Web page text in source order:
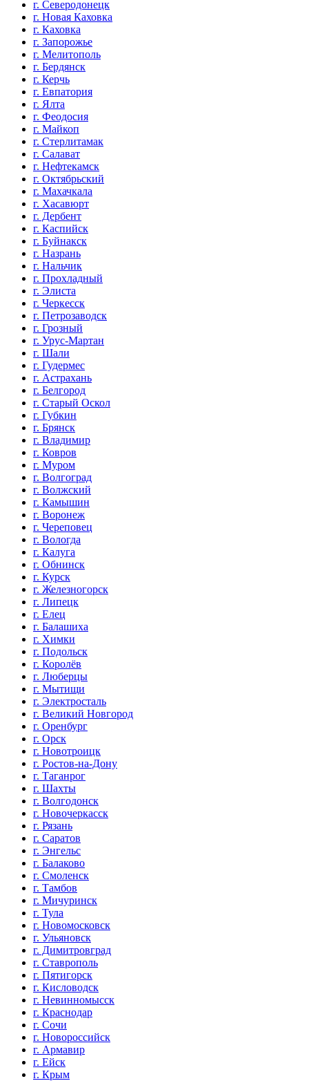
г. Северодонецк
г. Новая Каховка
г. Каховка
г. Запорожье
г. Мелитополь
г. Бердянск
г. Керчь
г. Евпатория
г. Ялта
г. Феодосия
г. Майкоп
г. Стерлитамак
г. Салават
г. Нефтекамск
г. Октябрьский
г. Махачкала
г. Хасавюрт
г. Дербент
г. Каспийск
г. Буйнакск
г. Назрань
г. Нальчик
г. Прохладный
г. Элиста
г. Черкесск
г. Петрозаводск
г. Грозный
г. Урус-Мартан
г. Шали
г. Гудермес
г. Астрахань
г. Белгород
г. Старый Оскол
г. Губкин
г. Брянск
г. Владимир
г. Ковров
г. Муром
г. Волгоград
г. Волжский
г. Камышин
г. Воронеж
г. Череповец
г. Вологда
г. Калуга
г. Обнинск
г. Курск
г. Железногорск
г. Липецк
г. Елец
г. Балашиха
г. Химки
г. Подольск
г. Королёв
г. Люберцы
г. Мытищи
г. Электросталь
г. Великий Новгород
г. Оренбург
г. Орск
г. Новотроицк
г. Ростов-на-Дону
г. Таганрог
г. Шахты
г. Волгодонск
г. Новочеркасск
г. Рязань
г. Саратов
г. Энгельс
г. Балаково
г. Смоленск
г. Тамбов
г. Мичуринск
г. Тула
г. Новомосковск
г. Ульяновск
г. Димитровград
г. Ставрополь
г. Пятигорск
г. Кисловодск
г. Невинномысск
г. Краснодар
г. Сочи
г. Новороссийск
г. Армавир
г. Ейск
г. Крым